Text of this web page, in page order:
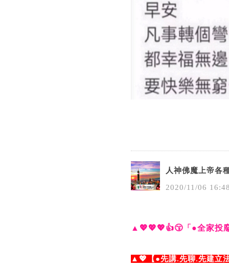
人神佛魔上帝各
2020/11 /06 16:
▲💖💖💖👍😙「●全家投
▲💖【●先講.先聊.先建